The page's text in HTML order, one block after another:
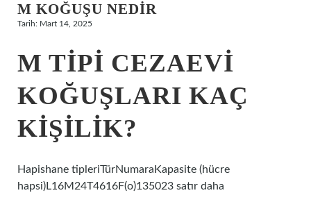
Hakkımızda
M KOĞUŞU NEDIR
Tarih: Mart 14, 2025
M TIPI CEZAEVI
KOĞUŞLARI KAÇ
KIŞILIK?
Hapishane tipleriTürNumaraKapasite (hücre
hapsi)L16M24T4616F(o)135023 satır daha